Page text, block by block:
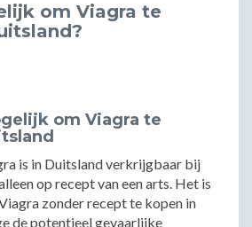
om Viagra te
om Viagra te
is in Duitsland verkrijgbaar bij
op recept van een arts. Het is
zonder recept te kopen in
de potentieel gevaarlijke